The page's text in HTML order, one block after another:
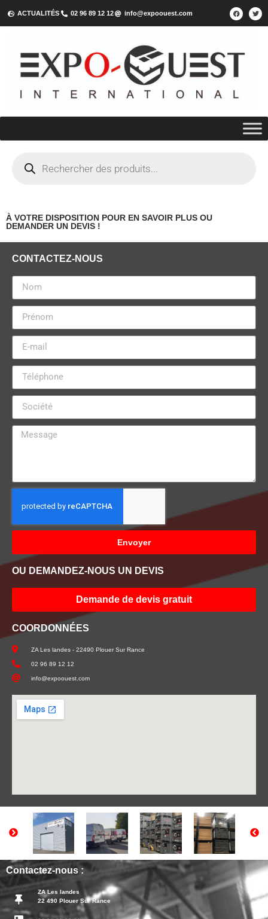
ACTUALITÉS 02 96 89 12 12 info@expoouest.com
À VOTRE DISPOSITION POUR EN SAVOIR PLUS OU
DEMANDER UN DEVIS !
CONTACTEZ-NOUS
Envoyer
OU DEMANDEZ-NOUS UN DEVIS
Demande de devis gratuit
COORDONNÉES
ZA Les landes - 22490 Plouer Sur Rance
02 96 89 12 12
info@expoouest.com
Contactez-nous :
ZA Les landes
22 490 Plouer Sur Rance